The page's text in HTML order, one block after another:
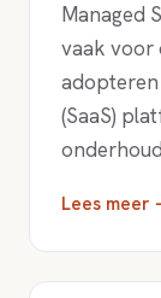
Managed
vaak voor
adopteren
(SaaS)
Lees meer